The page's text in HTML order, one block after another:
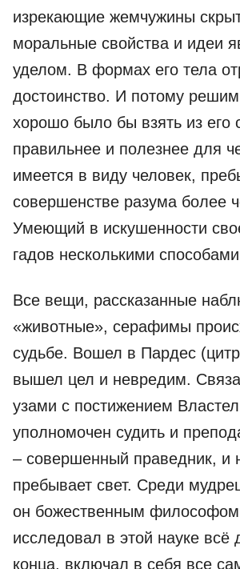
изрекающие жемчужины
моральные свойства и идеи
уделом. В формах его тела
достоинство. И потому
хорошо было бы взять из его
правильнее и полезнее для
имеется в виду человек,
совершенстве разума более
Умеющий в искушенности
гадов несколькими
Все вещи, рассказанные
«животные», серафимы
судьбе. Вошел в Пардес
вышел цел и невредим.
узами с постижением
уполномочен судить и
– совершенный праведник, и
пребывает свет. Среди
он божественным
исследовал в этой науке всё
конца, включал в себя все